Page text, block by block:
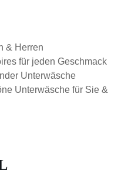
& Herren
für jeden Geschmack
Unterwäsche
Unterwäsche für Sie &